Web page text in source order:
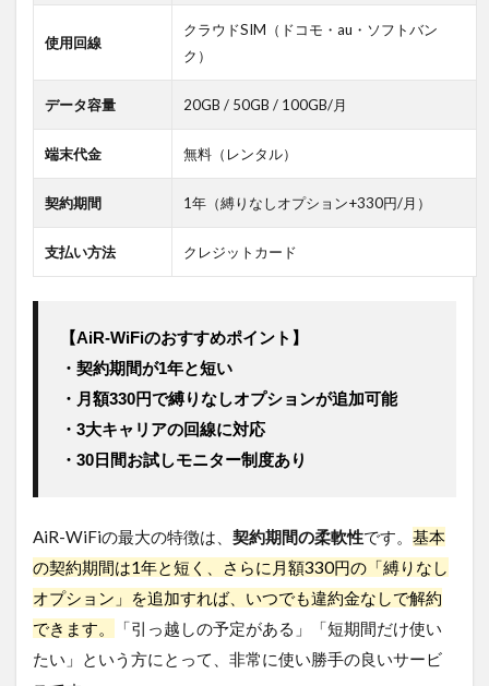
WiFi
4Gと
の？
9.4
短期
間だ
いた
いん
契約
する
のと
レン
タル
する
の、
得？
10
まと
め
10.1
使用回線
クラウドSIM（ドコモ・au・ソフトバン
ク）
データ容量 20GB / 50GB / 100GB/月
端末代金 無料（レンタル）
契約期間 1年（縛りなしオプション+330円/月）
支払い方法 クレジットカード
【AiR-WiFiのおすすめポイント】
・契約期間が1年と短い
・月額330円で縛りなしオプションが追加可能
・3大キャリアの回線に対応
・30日間お試しモニター制度あり
AiR-WiFiの最大の特徴は、 契約期間の柔軟性です。 基本
の契約期間は1年と短く、さらに月額330円の「縛りなし
オプション」を追加すれば、いつでも違約金なしで解約
できます。
「引っ越しの予定がある」「短期間だけ使い
たい」という方にとって、非常に使い勝手の良いサービ